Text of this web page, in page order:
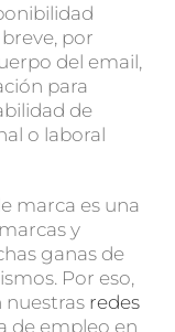
por
del email,
para
de
o laboral
marca es una
y
ganas de
Por eso,
nuestras redes
de empleo en